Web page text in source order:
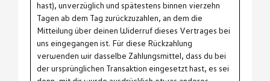
hast), unverzüglich und spätestens binnen vierzehn
Tagen ab dem Tag zurückzuzahlen, an dem die
Mitteilung über deinen Widerruf dieses Vertrages bei
uns eingegangen ist. Für diese Rückzahlung
verwenden wir dasselbe Zahlungsmittel, dass du bei
der ursprünglichen Transaktion eingesetzt hast, es sei